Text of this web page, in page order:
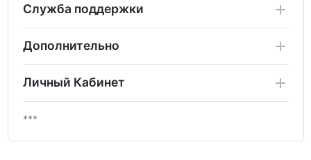
Служба поддержки
Дополнительно
Личный Кабинет
***